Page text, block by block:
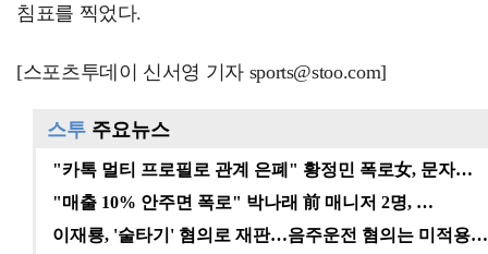
침표를 찍었다.
[스포츠투데이 신서영 기자 sports@stoo.com]
스투 주요뉴스
"카톡 멀티 프로필로 관계 은폐" 황정민 폭로女, 문자…
"매출 10% 안주면 폭로" 박나래 前 매니저 2명, …
이재룡, '술타기' 혐의로 재판…음주운전 혐의는 미적용…